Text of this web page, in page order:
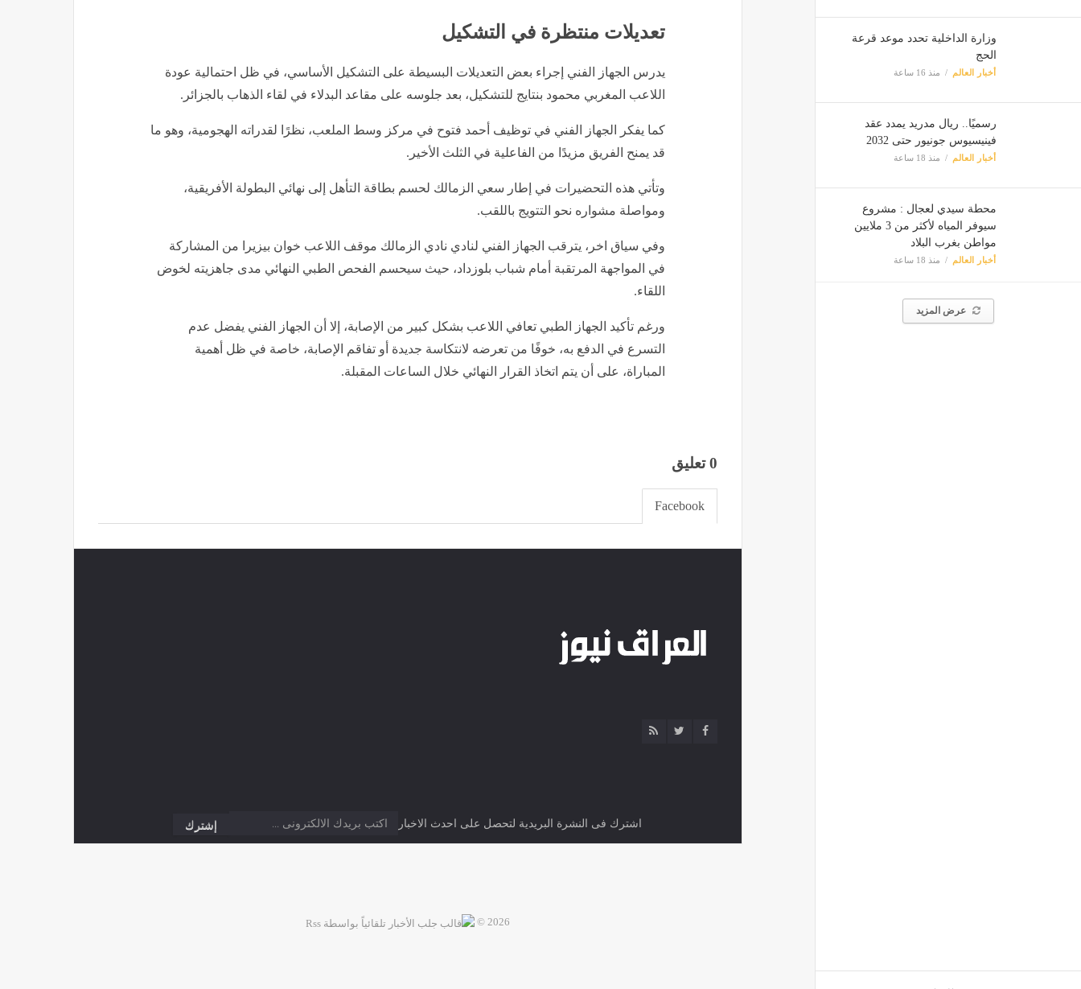
وزارة الداخلية تحدد موعد قرعة
الحج
أخبار العالم منذ 16 ساعة
رسميًا.. ريال مدريد يمدد عقد
فينيسيوس جونيور حتى 2032
أخبار العالم منذ 18 ساعة
محطة سيدي لعجال : مشروع
سيوفر المياه لأكثر من 3 ملايين
مواطن بغرب البلاد
أخبار العالم منذ 18 ساعة
عرض المزيد
تعديلات منتظرة في التشكيل
يدرس الجهاز الفني إجراء بعض التعديلات البسيطة على التشكيل الأساسي، في ظل احتمالية عودة
اللاعب المغربي محمود بنتايج للتشكيل، بعد جلوسه على مقاعد البدلاء في لقاء الذهاب بالجزائر.
كما يفكر الجهاز الفني في توظيف أحمد فتوح في مركز وسط الملعب، نظرًا لقدراته الهجومية، وهو ما
قد يمنح الفريق مزيدًا من الفاعلية في الثلث الأخير.
وتأتي هذه التحضيرات في إطار سعي الزمالك لحسم بطاقة التأهل إلى نهائي البطولة الأفريقية،
ومواصلة مشواره نحو التتويج باللقب.
وفي سياق اخر، يترقب الجهاز الفني لنادي نادي الزمالك موقف اللاعب خوان بيزيرا من المشاركة
في المواجهة المرتقبة أمام شباب بلوزداد، حيث سيحسم الفحص الطبي النهائي مدى جاهزيته لخوض
اللقاء.
ورغم تأكيد الجهاز الطبي تعافي اللاعب بشكل كبير من الإصابة، إلا أن الجهاز الفني يفضل عدم
التسرع في الدفع به، خوفًا من تعرضه لانتكاسة جديدة أو تفاقم الإصابة، خاصة في ظل أهمية
المباراة، على أن يتم اتخاذ القرار النهائي خلال الساعات المقبلة.
0 تعليق
Facebook
اشترك فى النشرة البريدية لتحصل على احدث الاخبار
2026 ©